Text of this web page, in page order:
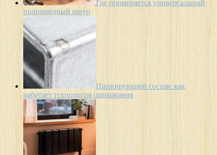
Где применяется универсальный
полиамидный шнур
Цинкирующий состав: как
работает технология цинкования